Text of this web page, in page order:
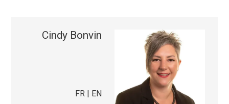
Cindy Bonvin
FR | EN